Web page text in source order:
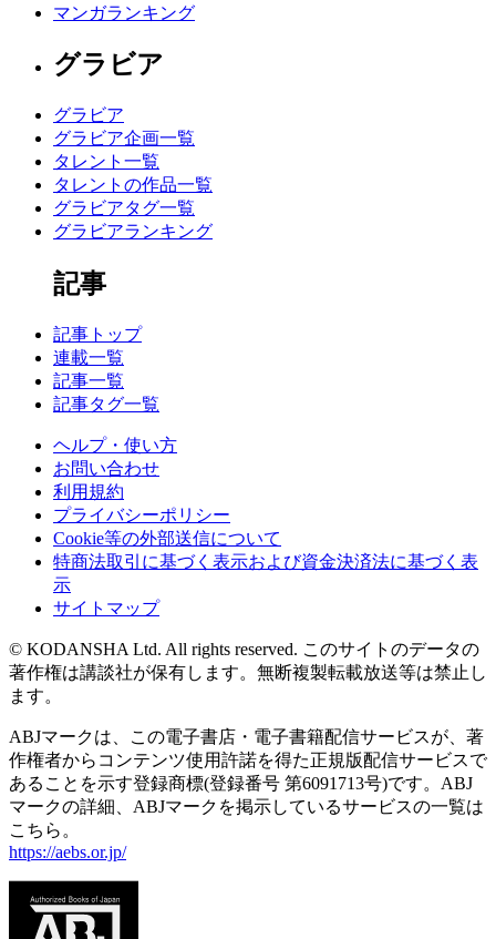
マンガランキング
グラビア
グラビア
グラビア企画一覧
タレント一覧
タレントの作品一覧
グラビアタグ一覧
グラビアランキング
記事
記事トップ
連載一覧
記事一覧
記事タグ一覧
ヘルプ・使い方
お問い合わせ
利用規約
プライバシーポリシー
Cookie等の外部送信について
特商法取引に基づく表示および資金決済法に基づく表
示
サイトマップ
© KODANSHA Ltd. All rights reserved. このサイトのデータの
著作権は講談社が保有します。無断複製転載放送等は禁止し
ます。
ABJマークは、この電子書店・電子書籍配信サービスが、著
作権者からコンテンツ使用許諾を得た正規版配信サービスで
あることを示す登録商標(登録番号 第6091713号)です。ABJ
マークの詳細、ABJマークを掲示しているサービスの一覧は
こちら。
https://aebs.or.jp/